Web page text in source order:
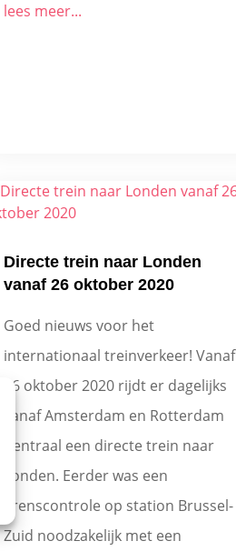
lees meer...
Directe trein naar Londen
vanaf 26 oktober 2020
Goed nieuws voor het
internationaal treinverkeer! Vanaf
26 oktober 2020 rijdt er dagelijks
vanaf Amsterdam en Rotterdam
Centraal een directe trein naar
Londen. Eerder was een
grenscontrole op station Brussel-
Zuid noodzakelijk met een